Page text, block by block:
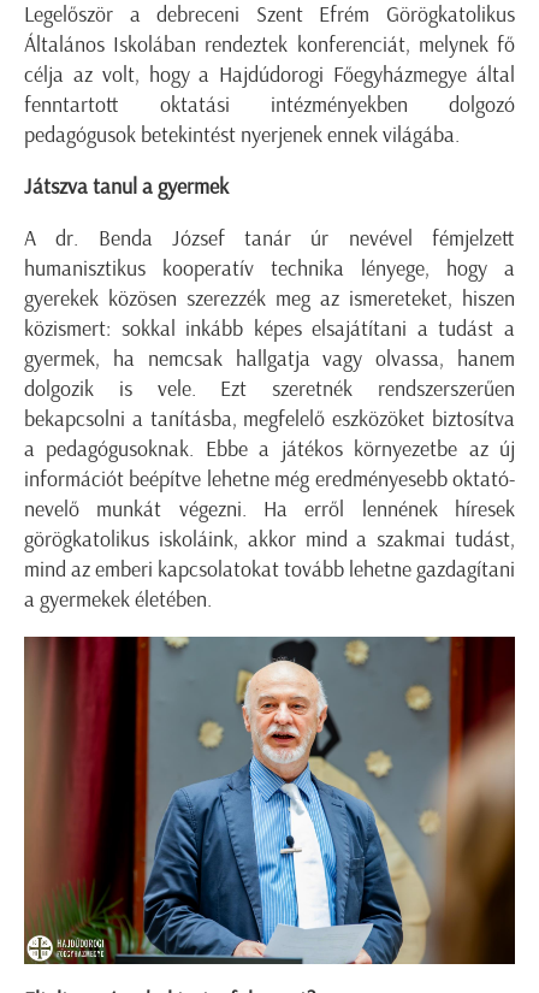
Legelőször a debreceni Szent Efrém Görögkatolikus
Általános Iskolában rendeztek konferenciát, melynek fő
célja az volt, hogy a Hajdúdorogi Főegyházmegye által
fenntartott oktatási intézményekben dolgozó
pedagógusok betekintést nyerjenek ennek világába.
Játszva tanul a gyermek
A dr. Benda József tanár úr nevével fémjelzett
humanisztikus kooperatív technika lényege, hogy a
gyerekek közösen szerezzék meg az ismereteket, hiszen
közismert: sokkal inkább képes elsajátítani a tudást a
gyermek, ha nemcsak hallgatja vagy olvassa, hanem
dolgozik is vele. Ezt szeretnék rendszerszerűen
bekapcsolni a tanításba, megfelelő eszközöket biztosítva
a pedagógusoknak. Ebbe a játékos környezetbe az új
információt beépítve lehetne még eredményesebb oktató-
nevelő munkát végezni. Ha erről lennének híresek
görögkatolikus iskoláink, akkor mind a szakmai tudást,
mind az emberi kapcsolatokat tovább lehetne gazdagítani
a gyermekek életében.